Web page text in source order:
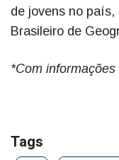
de jovens no
Brasileiro de
*Com
Tags